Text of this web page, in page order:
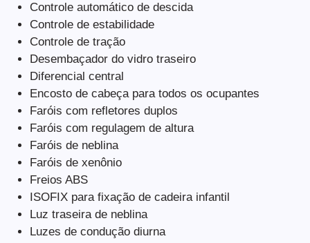
Controle automático de descida
Controle de estabilidade
Controle de tração
Desembaçador do vidro traseiro
Diferencial central
Encosto de cabeça para todos os ocupantes
Faróis com refletores duplos
Faróis com regulagem de altura
Faróis de neblina
Faróis de xenônio
Freios ABS
ISOFIX para fixação de cadeira infantil
Luz traseira de neblina
Luzes de condução diurna